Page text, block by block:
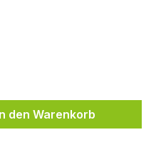
den
den Warenkorb